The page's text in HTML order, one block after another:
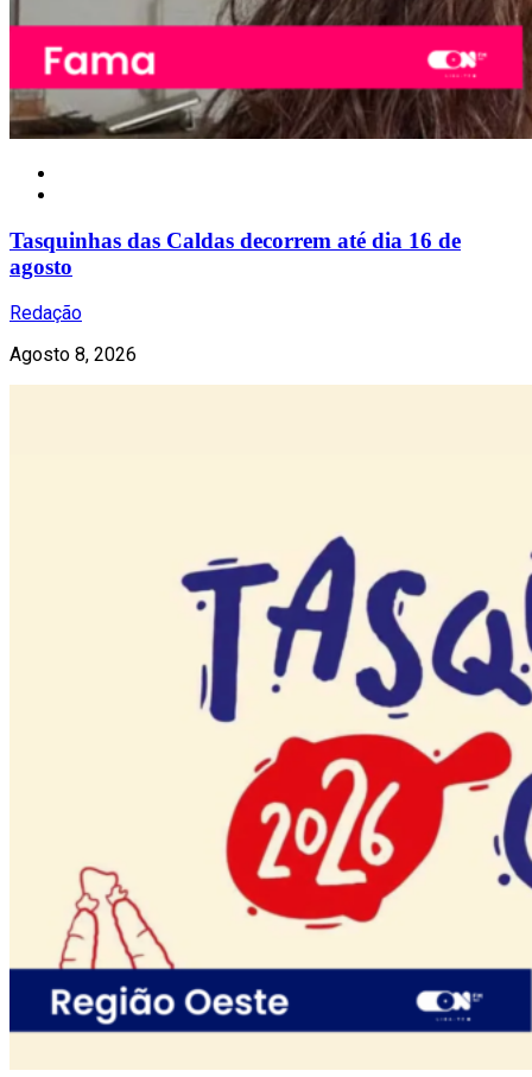
Tasquinhas das Caldas decorrem até dia 16 de
agosto
Redação
Agosto 8, 2026